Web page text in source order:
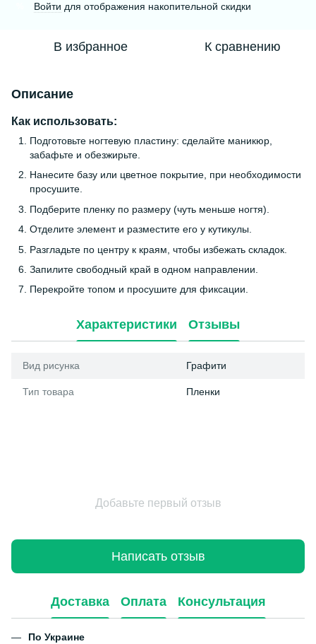
Войти для отображения накопительной скидки
В избранное К сравнению
Описание
Как использовать:
Подготовьте ногтевую пластину: сделайте маникюр,
забафьте и обезжирьте.
Нанесите базу или цветное покрытие, при необходимости
просушите.
Подберите пленку по размеру (чуть меньше ногтя).
Отделите элемент и разместите его у кутикулы.
Разгладьте по центру к краям, чтобы избежать складок.
Запилите свободный край в одном направлении.
Перекройте топом и просушите для фиксации.
Характеристики Отзывы
Вид рисунка Графити
Тип товара Пленки
Добавьте первый отзыв
Написать отзыв
Доставка Оплата Консультация
По Украине